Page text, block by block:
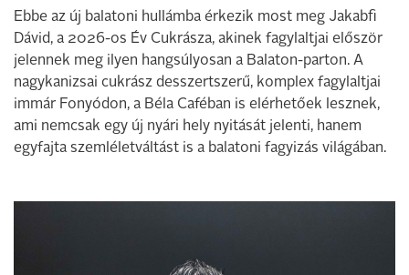
Ebbe az új balatoni hullámba érkezik most meg Jakabfi
Dávid, a 2026-os Év Cukrásza, akinek fagylaltjai először
jelennek meg ilyen hangsúlyosan a Balaton-parton. A
nagykanizsai cukrász desszertszerű, komplex fagylaltjai
immár Fonyódon, a Béla Caféban is elérhetőek lesznek,
ami nemcsak egy új nyári hely nyitását jelenti, hanem
egyfajta szemléletváltást is a balatoni fagyizás világában.